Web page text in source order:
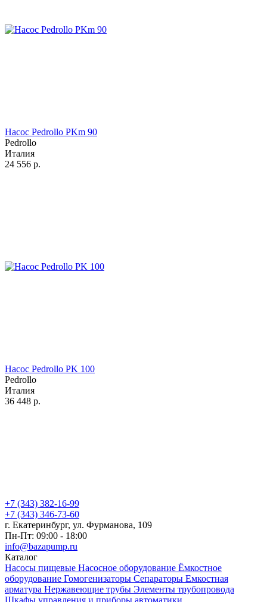
Насос Pedrollo PKm 90
Pedrollo
Италия
24 556 р.
Насос Pedrollo PK 100
Pedrollo
Италия
36 448 р.
+7 (343) 382-16-99
+7 (343) 346-73-‬60
г. Екатеринбург, ул. Фурманова, 109
Пн-Пт: 09:00 - 18:00
info@bazapump.ru
Каталог
Насосы пищевые Насосное оборудование Ёмкостное
оборудование Гомогенизаторы Сепараторы Емкостная
арматура Нержавеющие трубы Элементы трубопровода
Шкафы управления и приборы автоматики